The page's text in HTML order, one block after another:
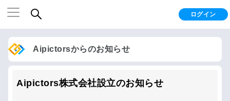
ログイン
Aipictorsからのお知らせ
Aipictors株式会社設立のお知らせ